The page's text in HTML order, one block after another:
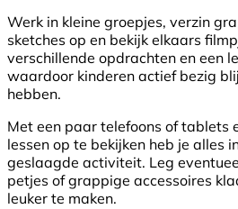
Werk in kleine groepjes, verzin
sketches op en bekijk elkaars
verschillende opdrachten en een
waardoor kinderen actief bezig
hebben.
Met een paar telefoons of tablets
lessen op te bekijken heb je alles
geslaagde activiteit. Leg
petjes of grappige accessoires
leuker te maken.